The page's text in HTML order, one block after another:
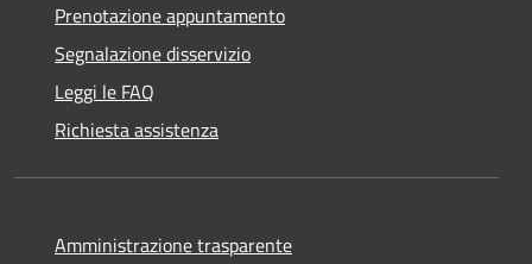
Prenotazione appuntamento
Segnalazione disservizio
Leggi le FAQ
Richiesta assistenza
Amministrazione trasparente